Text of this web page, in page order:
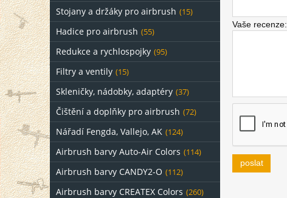
Stojany a držáky pro airbrush (15)
Hadice pro airbrush (55)
Redukce a rychlospojky (95)
Filtry a ventily (15)
Skleničky, nádobky, adaptéry (37)
Čištění a doplňky pro airbrush (72)
Nářadí Fengda, Vallejo, AK (124)
Airbrush barvy Auto-Air Colors (114)
Airbrush barvy CANDY2-O (112)
Airbrush barvy CREATEX Colors (260)
Vaše recenze:
poslat